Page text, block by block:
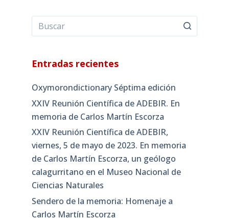
Entradas recientes
Oxymorondictionary Séptima edición
XXIV Reunión Científica de ADEBIR. En
memoria de Carlos Martín Escorza
XXIV Reunión Científica de ADEBIR,
viernes, 5 de mayo de 2023. En memoria
de Carlos Martín Escorza, un geólogo
calagurritano en el Museo Nacional de
Ciencias Naturales
Sendero de la memoria: Homenaje a
Carlos Martín Escorza